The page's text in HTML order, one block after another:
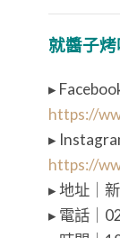
就醬子
▸
https://
▸
https://
▸ 地址｜
▸ 電話｜